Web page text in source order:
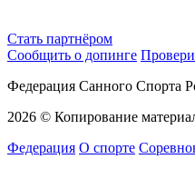
Cтать партнёром
Сообщить о допинге
Федерация Санного Спорта
2026 © Копирование
Федерация О спорте